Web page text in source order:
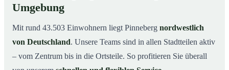
Umgebung
Mit rund 43.503 Einwohnern liegt Pinneberg nordwestlich
von Deutschland. Unsere Teams sind in allen Stadtteilen aktiv
– vom Zentrum bis in die Ortsteile. So profitieren Sie überall